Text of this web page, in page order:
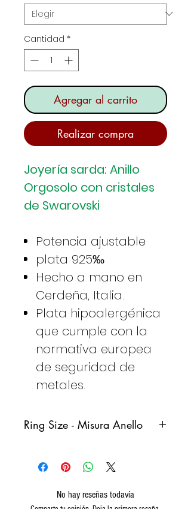
Cantidad *
Agregar al carrito
Realizar compra
Joyería sarda: Anillo
Orgosolo con cristales
de Swarovski
Potencia ajustable
plata 925‰
Hecho a mano en
Cerdeña, Italia.
Plata hipoalergénica
que cumple con la
normativa europea
de seguridad de
metales.
Ring Size - Misura Anello
48
48
No hay reseñas todavía